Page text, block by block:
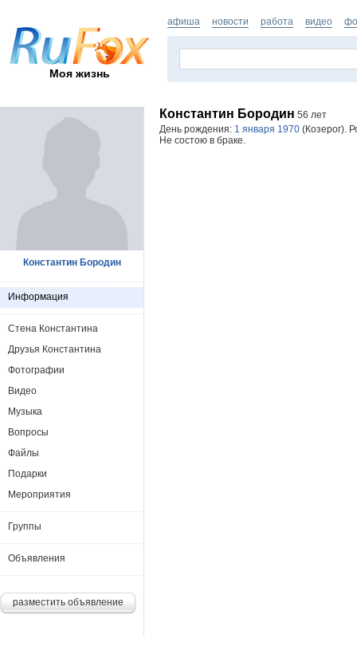
Моя жизнь
афиша новости работа видео
Константин Бородин 56 лет
День рождения: 1 января 1970 (Козерог).
Не состою в браке.
Константин Бородин
Информация
Стена Константина
Друзья Константина
Фотографии
Видео
Музыка
Вопросы
Файлы
Подарки
Мероприятия
Группы
Объявления
разместить объявление